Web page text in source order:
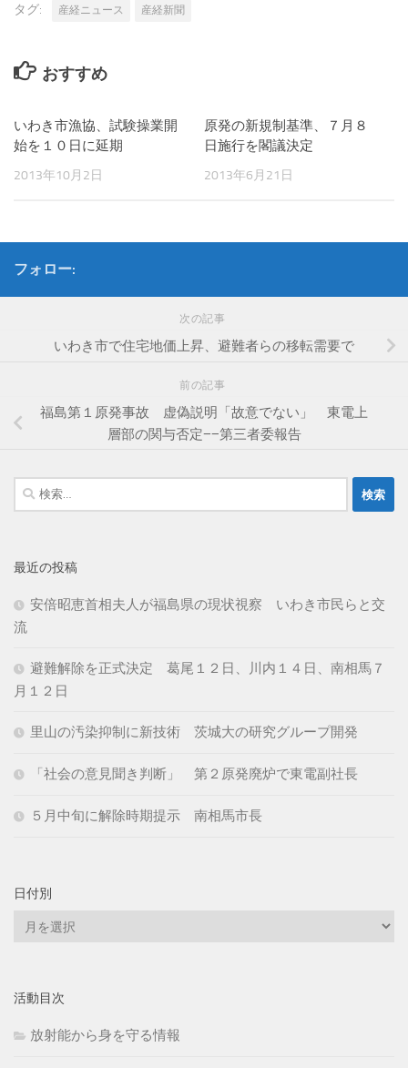
タグ: 産経ニュース 産経新聞
おすすめ
いわき市漁協、試験操業開
始を１０日に延期
2013年10月2日
原発の新規制基準、７月８
日施行を閣議決定
2013年6月21日
フォロー:
次の記事
いわき市で住宅地価上昇、避難者らの移転需要で
前の記事
福島第１原発事故 虚偽説明「故意でない」 東電上
層部の関与否定−−第三者委報告
検
索:
最近の投稿
安倍昭恵首相夫人が福島県の現状視察 いわき市民らと交
流
避難解除を正式決定 葛尾１２日、川内１４日、南相馬７
月１２日
里山の汚染抑制に新技術 茨城大の研究グループ開発
「社会の意見聞き判断」 第２原発廃炉で東電副社長
５月中旬に解除時期提示 南相馬市長
日付別
活動目次
放射能から身を守る情報